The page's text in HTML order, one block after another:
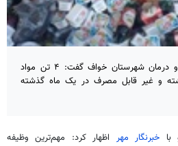
خواف- رییس شبکه بهداشت و درمان شهرستان خواف گفت: ۴ تن مواد
و غیر قابل مصرف در یک ماه گذشته
خبرنگار مهر اظهار کرد: مهم‌ترین وظیفه